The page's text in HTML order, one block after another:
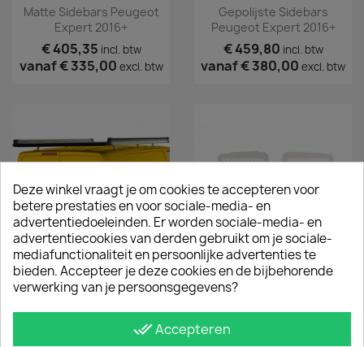
Matte Sidebars Peugeot
Expert 2016+
€ 405,35 incl. btw
vanaf€ 335,00 excl. btw
Gepolijste Sidebars
Peugeot Expert 2016+
€ 459,80 incl. btw
vanaf€ 380,00 excl. btw
Imperiaal TÜV Peugeot
Expert 2016+
excl. btw
Raamroosters Peugeot
vanaf
Deze winkel vraagt je om cookies te accepteren voor
betere prestaties en voor sociale-media- en
advertentiedoeleinden. Er worden sociale-media- en
advertentiecookies van derden gebruikt om je sociale-
mediafunctionaliteit en persoonlijke advertenties te
bieden. Accepteer je deze cookies en de bijbehorende
verwerking van je persoonsgegevens?
done_allAccepteren